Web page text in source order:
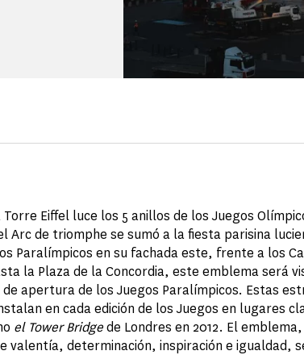
Eiffel luce los 5 anillos de los Juegos
Arc de triomphe se sumó a la fiesta parisina
Paralímpicos en su fachada este, frente a los
la Plaza de la Concordia, este emblema será
apertura de los Juegos Paralímpicos. Estas
en cada edición de los Juegos en lugares
el Tower Bridgede Londres en 2012. El
valentía, determinación, inspiración e igualdad,